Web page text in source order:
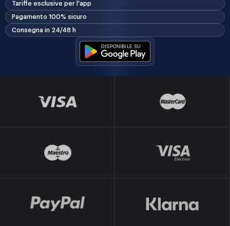
Tariffe esclusive per l'app
Pagamento 100% sicuro
Consegna in 24/48 h